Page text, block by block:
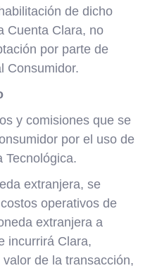
de dicho
Cuenta Clara, no
por parte de
Consumidor.
y comisiones que se
por el uso de
Tecnológica.
extranjera, se
operativos de
extranjera a
incurrirá Clara,
de la transacción,